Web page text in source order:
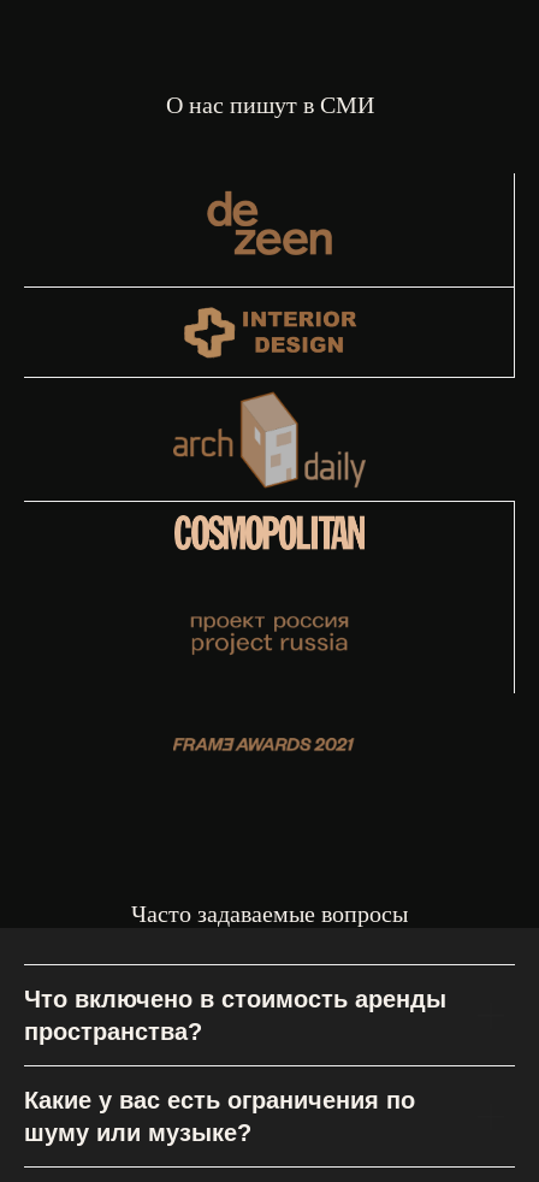
О нас пишут в СМИ
Часто задаваемые вопросы
Что включено в стоимость аренды
пространства?
Какие у вас есть ограничения по
шуму или музыке?